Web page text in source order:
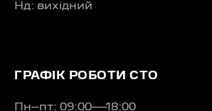
Нд: вихідний
ГРАФІК РОБОТИ СТО
Пн–пт: 09:00—18:00